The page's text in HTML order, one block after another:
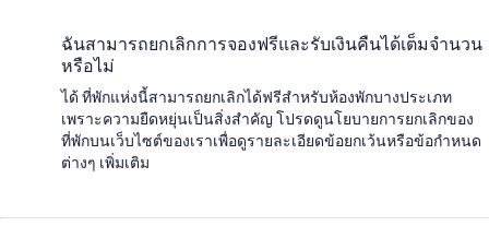
ฉันสามารถยกเลิกการจองฟรีและรับเงินคืนได้เต็มจำนวน
หรือไม่
ได้ ที่พักแห่งนี้สามารถยกเลิกได้ฟรีสำหรับห้องพักบางประเภท
เพราะความยืดหยุ่นเป็นสิ่งสำคัญ โปรดดูนโยบายการยกเลิกของ
ที่พักบนเว็บไซต์ของเราเพื่อดูรายละเอียดข้อยกเว้นหรือข้อกำหนด
ต่างๆ เพิ่มเติม